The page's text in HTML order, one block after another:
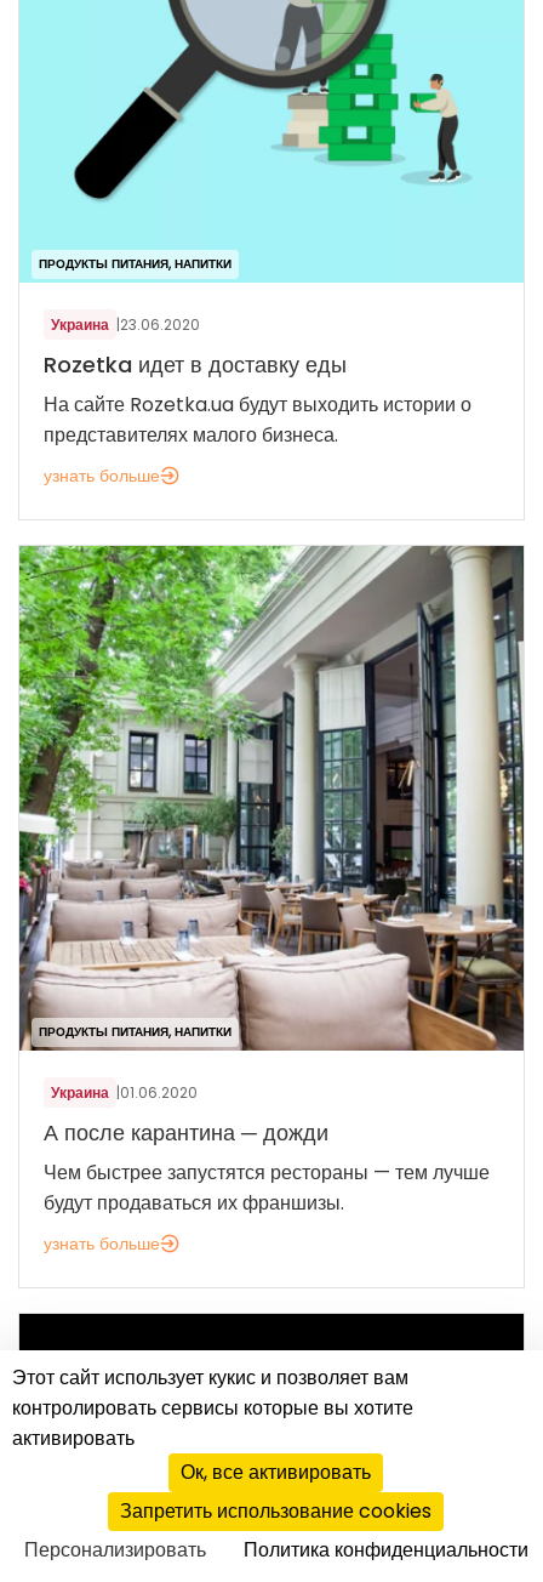
ПРОДУКТЫ ПИТАНИЯ, НАПИТКИ
Украина |23.06.2020
Rozetka идет в доставку еды
На сайте Rozetka.ua будут выходить истории о
представителях малого бизнеса.
узнать больше
ПРОДУКТЫ ПИТАНИЯ, НАПИТКИ
Украина |01.06.2020
А после карантина ─ дожди
Чем быстрее запустятся рестораны — тем лучше
будут продаваться их франшизы.
узнать больше
Этот сайт использует кукис и позволяет вам
контролировать сервисы которые вы хотите
активировать
Ок, все активировать
Запретить использование cookies
Персонализировать
Политика конфиденциальности